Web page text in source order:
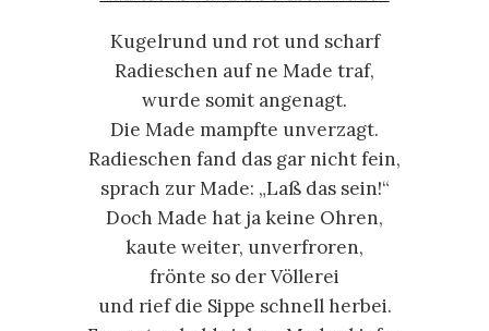
Kugelrund und rot und scharf
Radieschen auf ne Made traf,
wurde somit angenagt.
Die Made mampfte unverzagt.
Radieschen fand das gar nicht fein,
sprach zur Made: „Laß das sein!“
Doch Made hat ja keine Ohren,
kaute weiter, unverfroren,
frönte so der Völlerei
und rief die Sippe schnell herbei.